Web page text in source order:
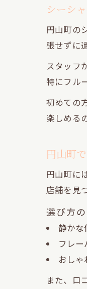
シーシ
円山町の
張せずに
スタッフ
特にフル
初めての
楽しめる
円山町
円山町に
店舗を見
選び方
静かな
フレ
おし
また、口